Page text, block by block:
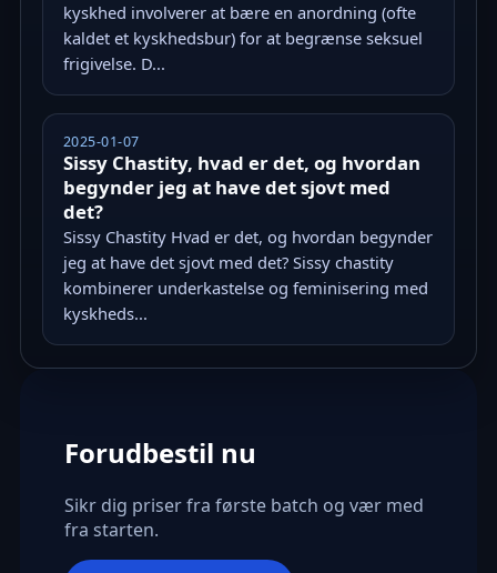
kyskhed involverer at bære en anordning (ofte
kaldet et kyskhedsbur) for at begrænse seksuel
frigivelse. D...
2025-01-07
Sissy Chastity, hvad er det, og hvordan
begynder jeg at have det sjovt med
det?
Sissy Chastity Hvad er det, og hvordan begynder
jeg at have det sjovt med det? Sissy chastity
kombinerer underkastelse og feminisering med
kyskheds...
Forudbestil nu
Sikr dig priser fra første batch og vær med
fra starten.